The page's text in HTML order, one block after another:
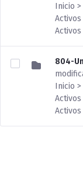
Inicio
Activos
804-
Inicio
Activos